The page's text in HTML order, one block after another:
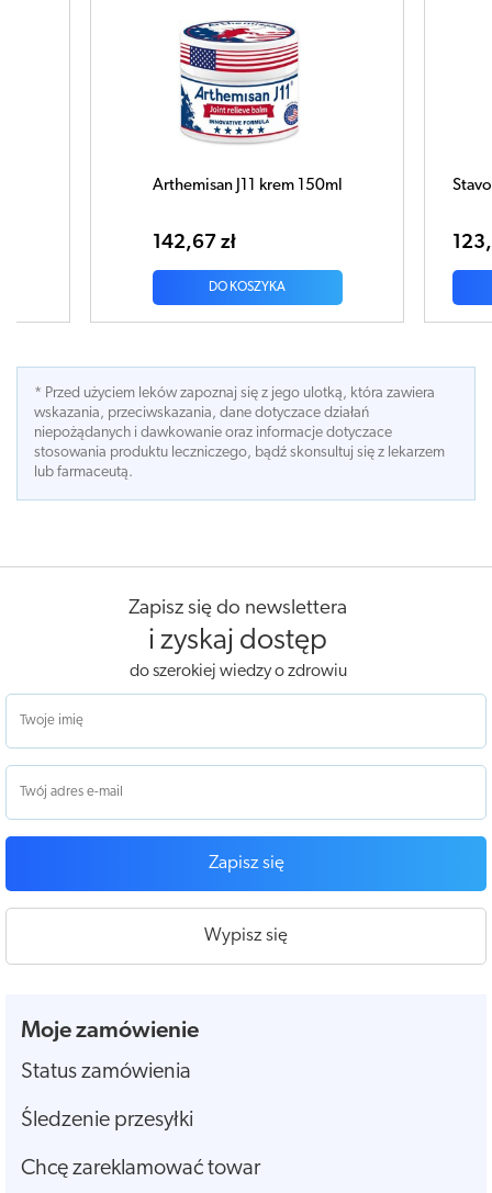
J11 krem 150ml Stavox R9 Krem
* Przed użyciem leków zapoznaj się z jego ulotką, która zawiera
wskazania, przeciwskazania, dane dotyczace działań
niepożądanych i dawkowanie oraz informacje dotyczace
stosowania produktu leczniczego, bądź skonsultuj się z lekarzem
lub farmaceutą.
Zapisz się do newslettera
i zyskaj dostęp
do szerokiej wiedzy o zdrowiu
Zapisz się
Wypisz się
Moje zamówienie
Status zamówienia
Śledzenie przesyłki
Chcę zareklamować towar